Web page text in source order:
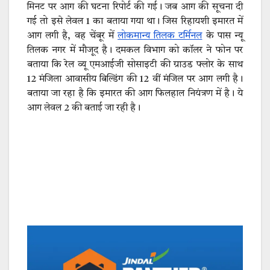
मिनट पर आग की घटना रिपोर्ट की गई। जब आग की सूचना दी
गई तो इसे लेवल 1 का बताया गया था। जिस रिहायशी इमारत में
आग लगी है, वह चेंबूर मेंलोकमान्य तिलक टर्मिनलके पास न्यू
तिलक नगर में मौजूद है। दमकल विभाग को कॉलर ने फोन पर
बताया कि रेल व्यू एमआईजी सोसाइटी की ग्राउड फ्लोर के साथ
12 मंजिला आवासीय बिल्डिंग की 12 वीं मंजिल पर आग लगी है।
बताया जा रहा है कि इमारत की आग फिलहाल नियंत्रण में है। ये
आग लेवल 2 की बताई जा रही है।